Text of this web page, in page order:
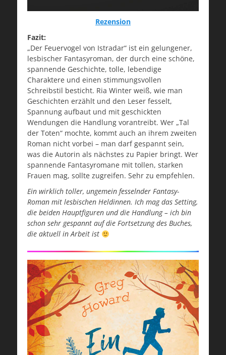
Rezension
Fazit:
„Der Feuervogel von Istradar“ ist ein gelungener,
lesbischer Fantasyroman, der durch eine schöne,
spannende Geschichte, tolle, lebendige
Charaktere und einen stimmungsvollen
Schreibstil besticht. Ria Winter weiß, wie man
Geschichten erzählt und den Leser fesselt,
Spannung aufbaut und mit geschickten
Wendungen die Handlung vorantreibt. Wer „Tal
der Toten“ mochte, kommt auch an ihrem zweiten
Roman nicht vorbei – man darf gespannt sein,
was die Autorin als nächstes zu Papier bringt. Wer
spannende Fantasyromane mit tollen, starken
Frauen mag, sollte zugreifen. Sehr zu empfehlen.
Ein wirklich toller, ungemein fesselnder Fantasy-
Roman mit lesbischen Heldinnen. Ich mag das Setting,
die beiden Hauptfiguren und die Handlung – ich bin
schon sehr gespannt auf die Fortsetzung des Buches,
die aktuell in Arbeit ist